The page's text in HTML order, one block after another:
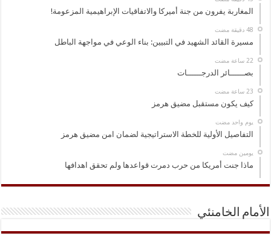
المغاربة يفرون من جنة أميركا والاتفاقيات الإبراهيمية المزعومة!
مسيرة القائد الشهيد في التبيين: بناء الوعي في مواجهة الباطل
بصــــــائر الدرجــــــات
كيف يكون مستقبل مضيق هرمز
‏يوم واحد مضت
التفاصيل الأولية للخطة الاستراتيجية لضمان امن مضيق هرمز
‏يومين مضت
ماذا جنت أمريكا من حرب دمرت قواعدها ولم تحقق اهدافها
الأمام الخامنئي